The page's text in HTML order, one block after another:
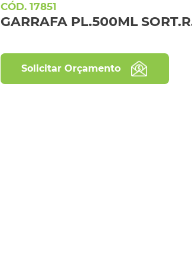
17851
GARRAFA PL.500ML
Solicitar Orçamento